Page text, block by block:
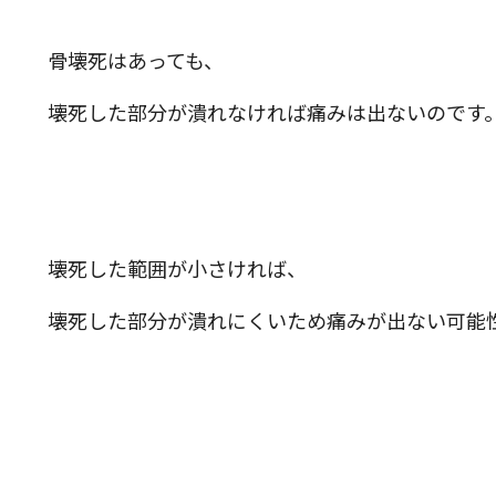
骨壊死はあっても、
壊死した部分が潰れなければ痛みは出ないのです。
壊死した範囲が小さければ、
壊死した部分が潰れにくいため痛みが出ない可能